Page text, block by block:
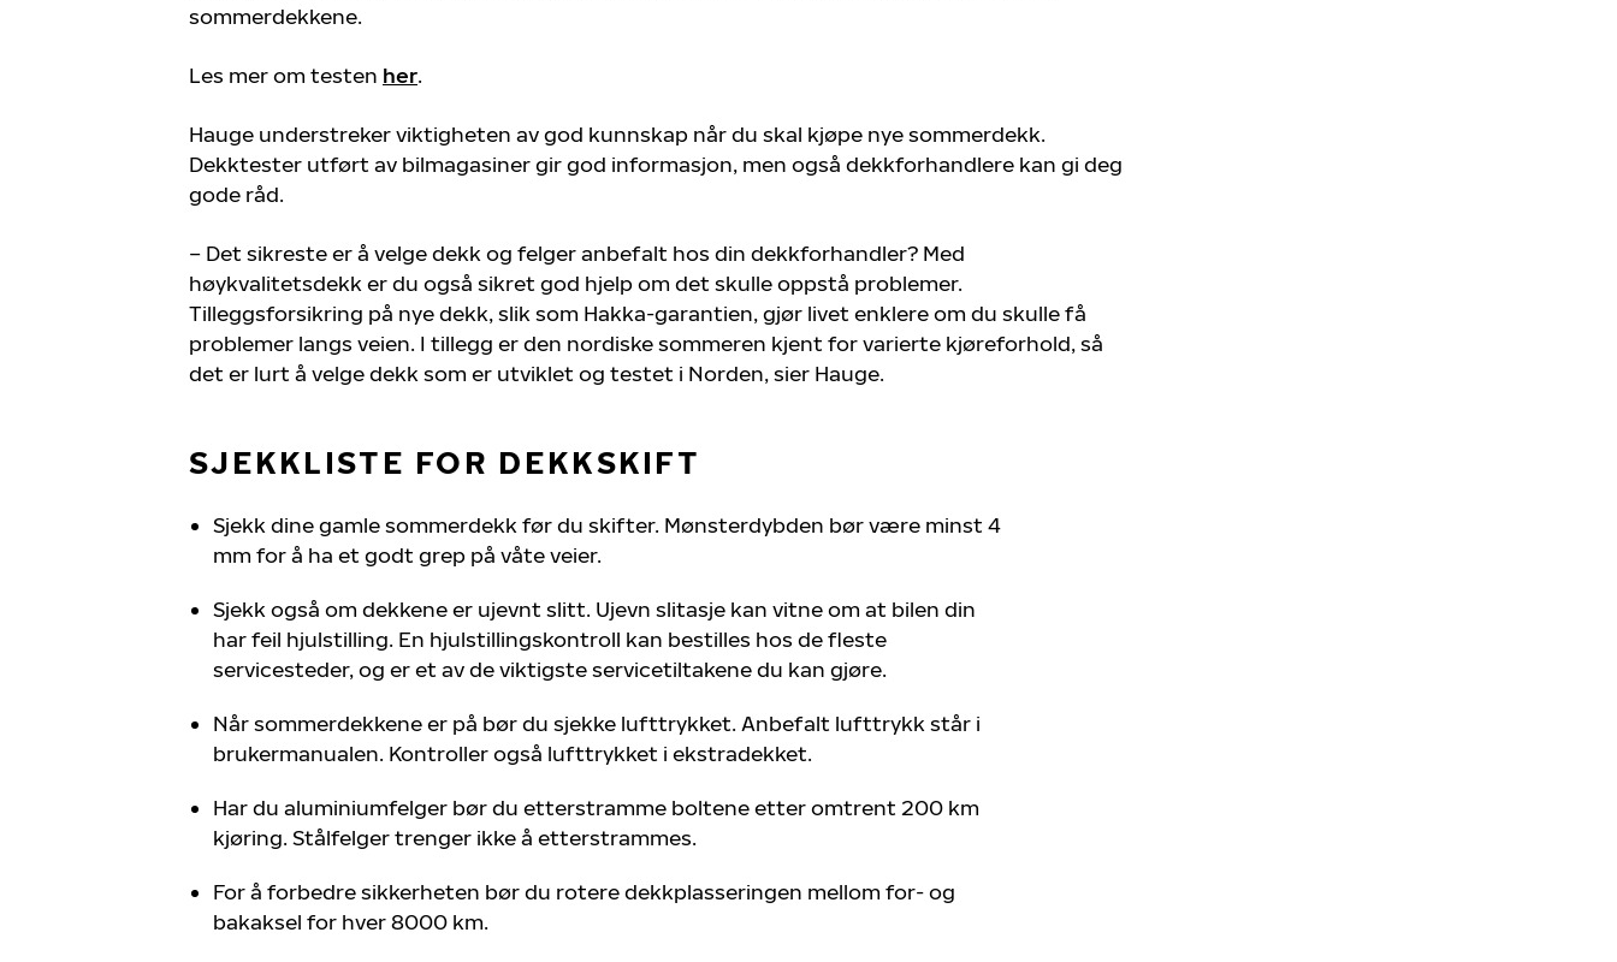
sommerdekkene.
Les mer om testen her.
Hauge understreker viktigheten av god kunnskap når du skal kjøpe nye sommerdekk.
Dekktester utført av bilmagasiner gir god informasjon, men også dekkforhandlere kan gi deg
gode råd.
– Det sikreste er å velge dekk og felger anbefalt hos din dekkforhandler? Med
høykvalitetsdekk er du også sikret god hjelp om det skulle oppstå problemer.
Tilleggsforsikring på nye dekk, slik som Hakka-garantien, gjør livet enklere om du skulle få
problemer langs veien. I tillegg er den nordiske sommeren kjent for varierte kjøreforhold, så
det er lurt å velge dekk som er utviklet og testet i Norden, sier Hauge.
SJEKKLISTE FOR DEKKSKIFT
Sjekk dine gamle sommerdekk før du skifter. Mønsterdybden bør være minst 4
mm for å ha et godt grep på våte veier.
Sjekk også om dekkene er ujevnt slitt. Ujevn slitasje kan vitne om at bilen din
har feil hjulstilling. En hjulstillingskontroll kan bestilles hos de fleste
servicesteder, og er et av de viktigste servicetiltakene du kan gjøre.
Når sommerdekkene er på bør du sjekke lufttrykket. Anbefalt lufttrykk står i
brukermanualen. Kontroller også lufttrykket i ekstradekket.
Har du aluminiumfelger bør du etterstramme boltene etter omtrent 200 km
kjøring. Stålfelger trenger ikke å etterstrammes.
For å forbedre sikkerheten bør du rotere dekkplasseringen mellom for- og
bakaksel for hver 8000 km.